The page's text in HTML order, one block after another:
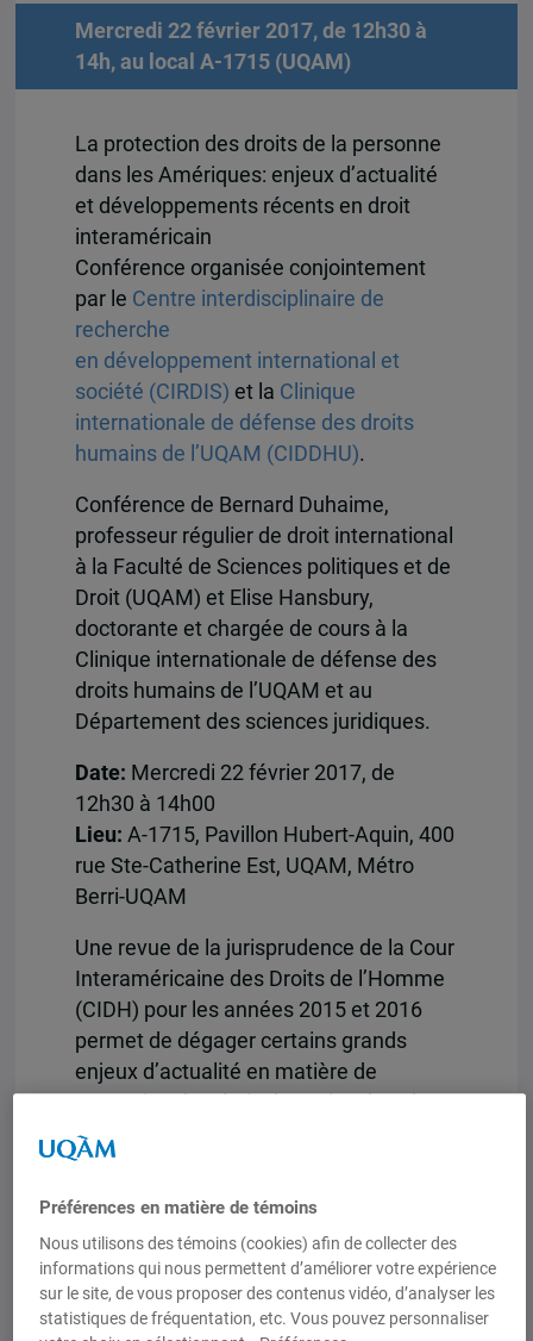
Mercredi 22 février 2017, de 12h30 à
14h, au local A-1715 (UQAM)
La protection des droits de la personne
dans les Amériques: enjeux d’actualité
et développements récents en droit
interaméricain
Conférence organisée conjointement
par le Centre interdisciplinaire de
recherche
en développement international et
société (CIRDIS) et la Clinique
internationale de défense des droits
humains de l’UQAM (CIDDHU).
Conférence de Bernard Duhaime,
professeur régulier de droit international
à la Faculté de Sciences politiques et de
Droit (UQAM) et Elise Hansbury,
doctorante et chargée de cours à la
Clinique internationale de défense des
droits humains de l’UQAM et au
Département des sciences juridiques.
Date: Mercredi 22 février 2017, de
12h30 à 14h00
Lieu: A-1715, Pavillon Hubert-Aquin, 400
rue Ste-Catherine Est, UQAM, Métro
Berri-UQAM
Une revue de la jurisprudence de la Cour
Interaméricaine des Droits de l’Homme
(CIDH) pour les années 2015 et 2016
permet de dégager certains grands
enjeux d’actualité en matière de
protection des droits humains dans les
Amériques, au nombre desquels
figurent notamment le droit à l’éducation
et à la santé, la consolidation des
patrimoniaux des couples de même
sexe ainsi que la protection des droits
fondamentaux des militaires en service
Préférences en matière de témoins
Nous utilisons des témoins (cookies) afin de collecter des
informations qui nous permettent d’améliorer votre expérience
sur le site, de vous proposer des contenus vidéo, d’analyser les
statistiques de fréquentation, etc. Vous pouvez personnaliser